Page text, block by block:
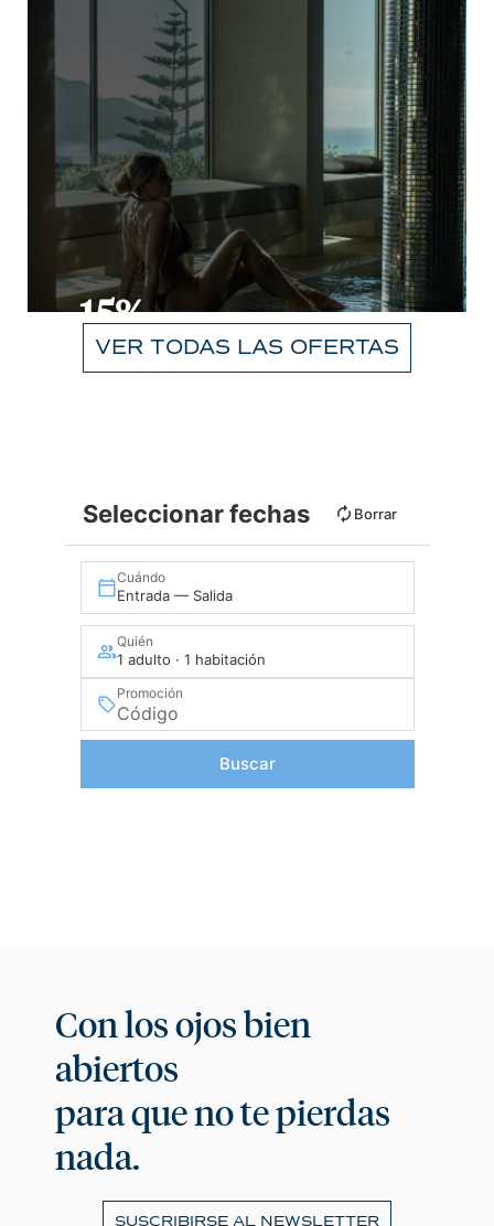
-15%
VER TODAS LAS OFERTAS
Seleccionar fechas Borrar
Cuándo
Entrada — Salida
Quién
1 adulto · 1 habitación
Promoción
Buscar
Con los ojos bien
abiertos
para que no te pierdas
nada.
SUSCRIBIRSE AL NEWSLETTER